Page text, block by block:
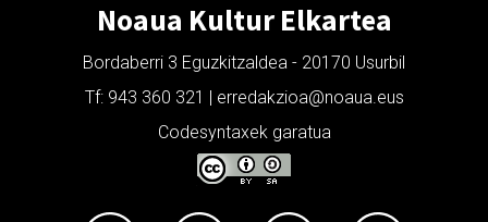
Noaua Kultur Elkartea
Bordaberri 3 Eguzkitzaldea - 20170 Usurbil
Tf: 943 360 321 | erredakzioa@noaua.eus
Codesyntaxek garatua